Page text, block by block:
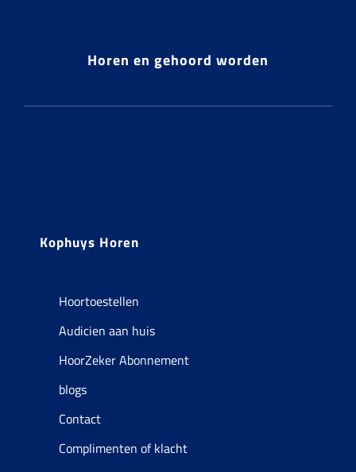
de
Horen en gehoord worden
Kophuys Horen
Hoortoestellen
Audicien aan huis
HoorZeker Abonnement
blogs
Contact
Complimenten of klacht